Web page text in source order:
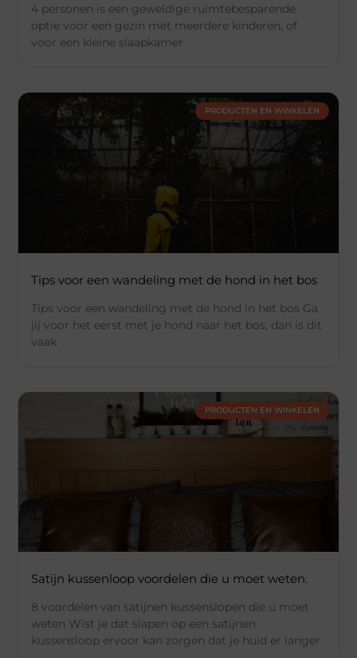
4 personen is een geweldige ruimtebesparende
optie voor een gezin met meerdere kinderen, of
voor een kleine slaapkamer
PRODUCTEN EN WINKELEN
Tips voor een wandeling met de hond in het bos
Tips voor een wandeling met de hond in het bos Ga
jij voor het eerst met je hond naar het bos, dan is dit
vaak
PRODUCTEN EN WINKELEN
Satijn kussenloop voordelen die u moet weten.
8 voordelen van satijnen kussenslopen die u moet
weten Wist je dat slapen op een satijnen
kussensloop ervoor kan zorgen dat je huid er langer